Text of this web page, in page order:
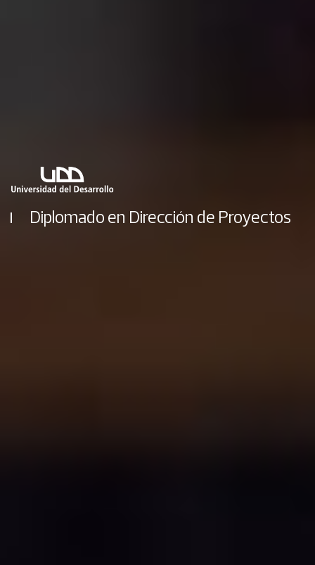
Diplomado en Dirección de Proyectos